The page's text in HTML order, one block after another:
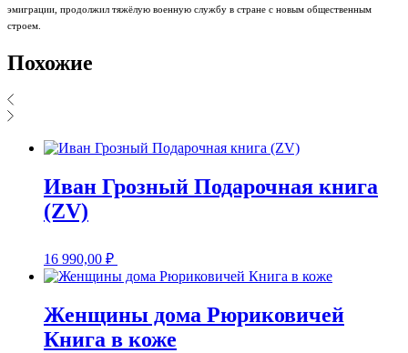
эмиграции, продолжил тяжёлую военную службу в стране с новым общественным
строем.
Похожие
Иван Грозный Подарочная книга
(ZV)
16 990,00 ₽
Женщины дома Рюриковичей
Книга в коже